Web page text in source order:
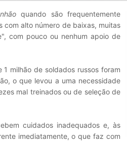
quando são frequentemente
alto número de baixas, muitas
com pouco ou nenhum apoio de
milhão de soldados russos foram
o que levou a uma necessidade
mal treinados ou de seleção de
cuidados inadequados e, às
imediatamente, o que faz com